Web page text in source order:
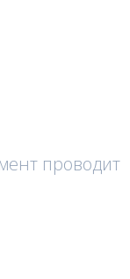
проводит